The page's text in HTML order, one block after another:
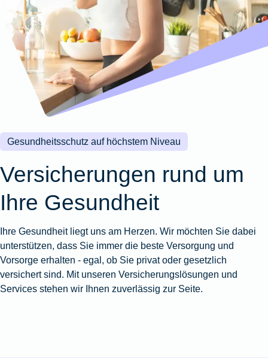
Wohnungsschutzbrief
Zur
Produktübersicht
Gewässerschadenhaftpflicht
Zur
Produktübersicht
Zur
Produktübersicht
Reisehaftpflichtversicherung
Reiserücktrittsversicherung
Zur
Produktübersicht
Zur
Produktübersicht
Zur
Produktübersicht
Zur
Produktübersicht
Montageversicherung
Zur
Produktübersicht
Gruppenunfall für
Betriebe
Gruppenunfall für
Vereine
Produktübersicht
Kunstversicherung
Ausstellungsversicherung
Valorenversicherung
Oldtimersammlungsversicherung
Zur
Gesundheitsschutz auf höchstem Niveau
Versicherungen rund um
Ihre Gesundheit
Ihre Gesundheit liegt uns am Herzen. Wir möchten Sie dabei
unterstützen, dass Sie immer die beste Versorgung und
Vorsorge erhalten - egal, ob Sie privat oder gesetzlich
versichert sind. Mit unseren Versicherungslösungen und
Services stehen wir Ihnen zuverlässig zur Seite.